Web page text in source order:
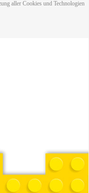
aller Cookies und Technologien